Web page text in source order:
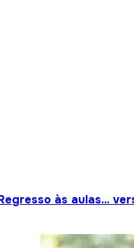
às aulas…